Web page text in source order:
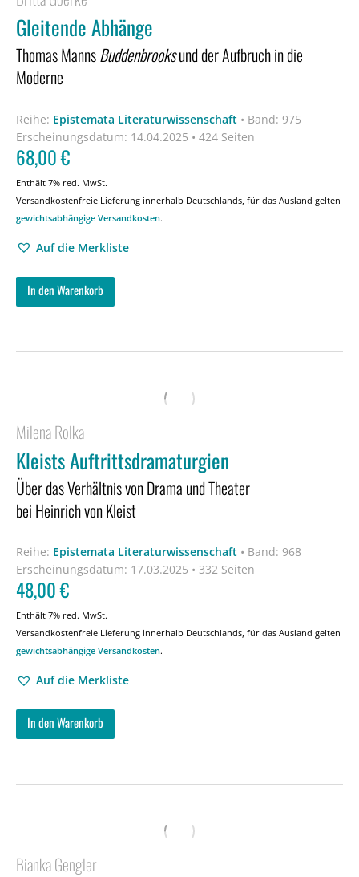
Gleitende Abhänge
Thomas MannsBuddenbrooksund der Aufbruch in die
Moderne
Reihe: Epistemata Literaturwissenschaft • Band: 975
Erscheinungsdatum: 14.04.2025 • 424 Seiten
68,00€
Enthält 7% red. MwSt.
Versandkostenfreie Lieferung innerhalb Deutschlands, für das Ausland gelten
gewichtsabhängige Versandkosten.
Auf die Merkliste
In den Warenkorb
Milena Rolka
Kleists Auftrittsdramaturgien
Über das Verhältnis von Drama und Theater
bei Heinrich von Kleist
Reihe: Epistemata Literaturwissenschaft • Band: 968
Erscheinungsdatum: 17.03.2025 • 332 Seiten
48,00€
Enthält 7% red. MwSt.
Versandkostenfreie Lieferung innerhalb Deutschlands, für das Ausland gelten
gewichtsabhängige Versandkosten.
Auf die Merkliste
In den Warenkorb
Bianka Gengler